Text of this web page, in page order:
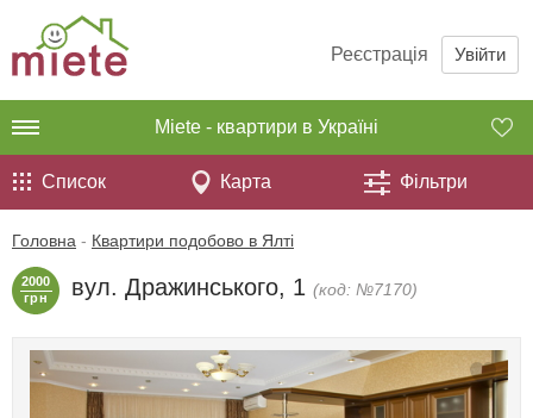
Реєстрація Увійти
Miete - квартири в Україні
Список Карта Фільтри
Головна - Квартири подобово в Ялті
2000
грн
вул. Дражинського, 1 (код: №7170)